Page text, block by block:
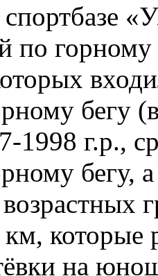
по
бегу
1998 г.р.,
бегу,
которые
на